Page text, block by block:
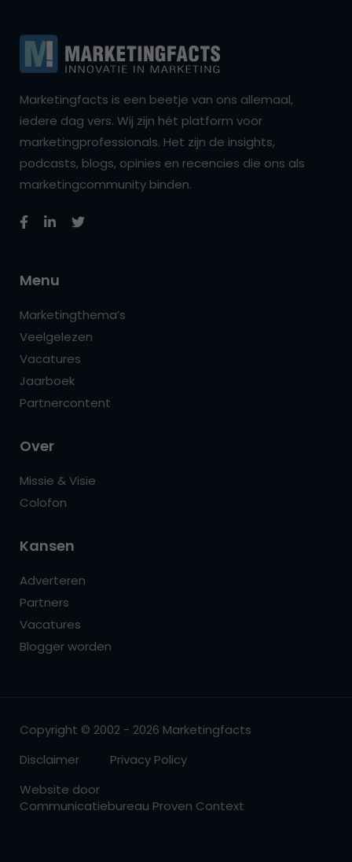
Marketingfacts is een beetje van ons allemaal,
iedere dag vers. Wij zijn hét platform voor
marketingprofessionals. Het zijn de insights,
podcasts, blogs, opinies en recencies die ons als
marketingcommunity binden.
Menu
Marketingthema’s
Veelgelezen
Vacatures
Jaarboek
Partnercontent
Over
Missie & Visie
Colofon
Kansen
Adverteren
Partners
Vacatures
Blogger worden
Copyright © 2002 - 2026 Marketingfacts
Disclaimer
Privacy Policy
Website door
Communicatiebureau Proven Context